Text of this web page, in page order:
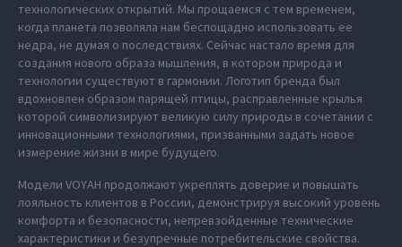
технологических открытий. Мы прощаемся с тем временем,
когда планета позволяла нам беспощадно использовать ее
недра, не думая о последствиях. Сейчас настало время для
создания нового образа мышления, в котором природа и
технологии существуют в гармонии. Логотип бренда был
вдохновлен образом парящей птицы, расправленные крылья
которой символизируют великую силу природы в сочетании с
инновационными технологиями, призванными задать новое
измерение жизни в мире будущего.
Модели VOYAH продолжают укреплять доверие и повышать
лояльность клиентов в России, демонстрируя высокий уровень
комфорта и безопасности, непревзойденные технические
характеристики и безупречные потребительские свойства.